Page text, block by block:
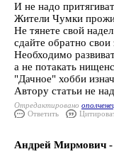
И не надо
Жители Чумки
Не тянете свой
сдайте обратно
Необходимо
а не потакать
"Дачное" хобби
Автору статьи не
Отредактировано
Ответить
Андрей Мирмович -